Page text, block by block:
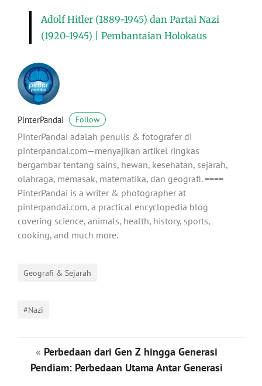
Adolf Hitler (1889-1945) dan Partai Nazi
(1920-1945) | Pembantaian Holokaus
PinterPandai Follow
PinterPandai adalah penulis & fotografer di
pinterpandai.com—menyajikan artikel ringkas
bergambar tentang sains, hewan, kesehatan, sejarah,
olahraga, memasak, matematika, dan geografi. ====
PinterPandai is a writer & photographer at
pinterpandai.com, a practical encyclopedia blog
covering science, animals, health, history, sports,
cooking, and much more.
Geografi & Sejarah
#Nazi
« Perbedaan dari Gen Z hingga Generasi
Pendiam: Perbedaan Utama Antar Generasi